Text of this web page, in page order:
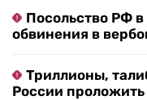
Посольство РФ
обвинения в
Триллионы,
России